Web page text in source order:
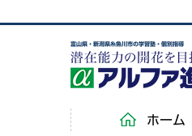
富山県・新潟県糸魚川市の学習塾・個別指導
ホーム